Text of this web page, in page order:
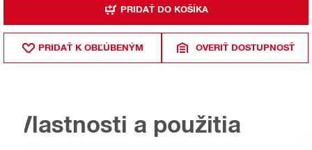
PRIDAŤ DO KOŠÍKA
PRIDAŤ K OBĽÚBENÝM OVERIŤ DOSTUPNOSŤ
Vlastnosti a použitia